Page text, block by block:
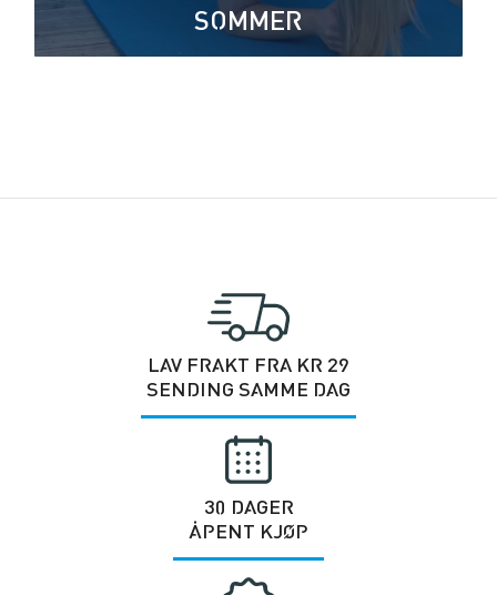
SOMMER
LAV FRAKT FRA KR 29
SENDING SAMME DAG
30 DAGER
ÅPENT KJØP